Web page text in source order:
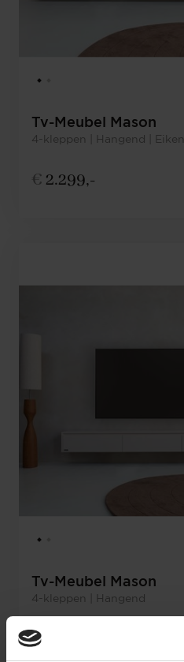
Tv-Meubel Mason
4-kleppen | Hangend | Eiken
€ 2.299,-
Tv-Meubel Mason
4-kleppen | Hangend
€